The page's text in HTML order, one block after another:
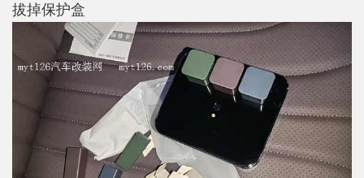
拔掉保护盒